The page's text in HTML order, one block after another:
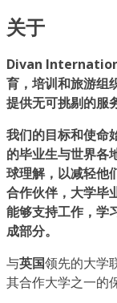
关于
Divan
育，培训和旅游组
提供无可挑剔的服
我们的目标和使命
的毕业生与世界各
球理解，以减轻他
合作伙伴，大学毕
能够支持工作，学
成部分。
与英国领先的大学
其合作大学之一的